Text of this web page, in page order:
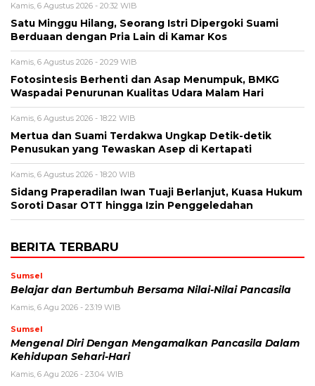
Kamis, 6 Agustus 2026 - 20:32 WIB
Satu Minggu Hilang, Seorang Istri Dipergoki Suami
Berduaan dengan Pria Lain di Kamar Kos
Kamis, 6 Agustus 2026 - 20:29 WIB
Fotosintesis Berhenti dan Asap Menumpuk, BMKG
Waspadai Penurunan Kualitas Udara Malam Hari
Kamis, 6 Agustus 2026 - 18:22 WIB
Mertua dan Suami Terdakwa Ungkap Detik-detik
Penusukan yang Tewaskan Asep di Kertapati
Kamis, 6 Agustus 2026 - 18:20 WIB
Sidang Praperadilan Iwan Tuaji Berlanjut, Kuasa Hukum
Soroti Dasar OTT hingga Izin Penggeledahan
BERITA TERBARU
Sumsel
Belajar dan Bertumbuh Bersama Nilai-Nilai Pancasila
Kamis, 6 Agu 2026 - 23:19 WIB
Sumsel
Mengenal Diri Dengan Mengamalkan Pancasila Dalam
Kehidupan Sehari-Hari
Kamis, 6 Agu 2026 - 23:04 WIB